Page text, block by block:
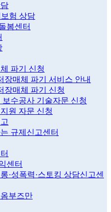
보험 상담
봄센터
파기 신청
장매체 파기 서비스 안내
장매체 파기 신청
보수공사 기술자문 신청
원 자문 신청
규제신고센터
센터
·성폭력·스토킹 상담신고센
부즈만